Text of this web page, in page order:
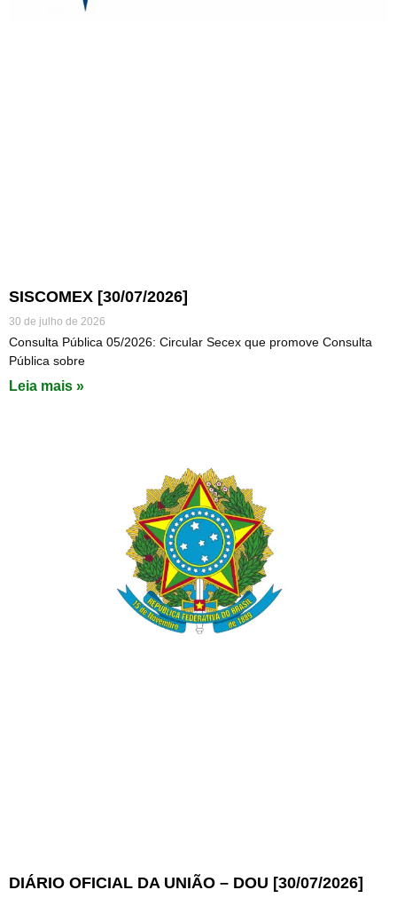
SISCOMEX [30/07/2026]
30 de julho de 2026
Consulta Pública 05/2026: Circular Secex que promove Consulta
Pública sobre
Leia mais »
DIÁRIO OFICIAL DA UNIÃO – DOU [30/07/2026]